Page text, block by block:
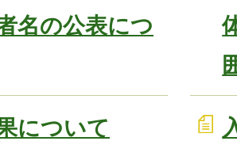
名の公表につ
について